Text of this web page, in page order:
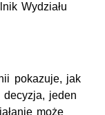
Wydziału
pokazuje, jak
jeden
może